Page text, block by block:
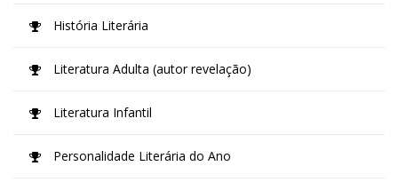
História Literária
Literatura Adulta (autor revelação)
Literatura Infantil
Personalidade Literária do Ano